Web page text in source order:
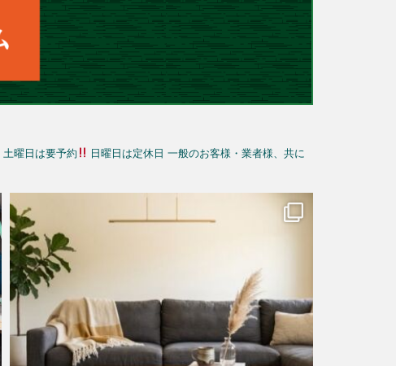
土曜日は要予約 日曜日は定休日 一般のお客様・業者様、共に